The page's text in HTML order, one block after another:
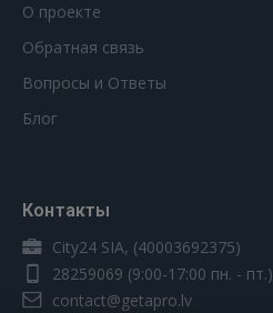
О проекте
Обратная связь
Вопросы и Ответы
Блог
Контакты
City24 SIA, (40003692375)
28259069 (9:00-17:00 пн. - пт.)
contact@getapro.lv